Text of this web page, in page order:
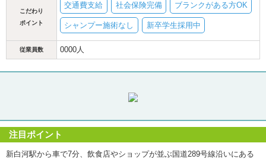
こだわり
ポイント
交通費支給 社会保険完備 ブランクがある方OK
シャンプー施術なし 新卒学生採用中
従業員数 0000人
注目ポイント
新白河駅から車で7分、飲食店やショップが並ぶ国道289号線沿いにある